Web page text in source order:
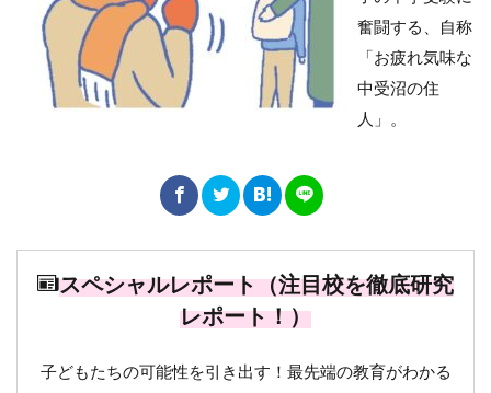
奮闘する、自称
「お疲れ気味な
中受沼の住
人」。
スペシャルレポート（注目校を徹底研究
レポート！）
子どもたちの可能性を引き出す！最先端の教育がわかる